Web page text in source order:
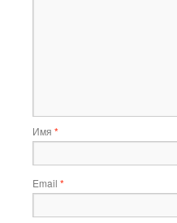
Имя *
Email *